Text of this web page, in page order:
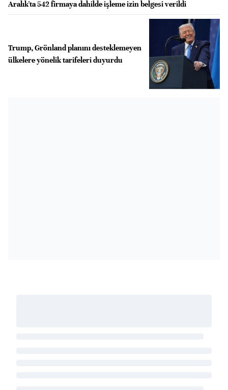
Aralık'ta 542 firmaya dahilde işleme izin belgesi verildi
Trump, Grönland planını desteklemeyen
ülkelere yönelik tarifeleri duyurdu